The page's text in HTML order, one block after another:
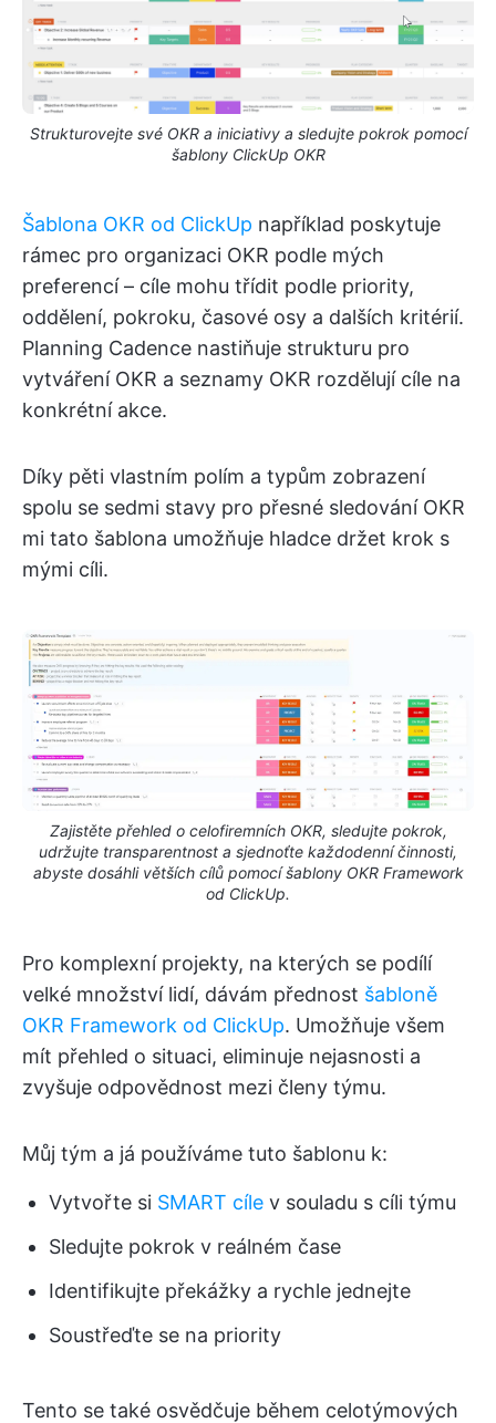
Strukturovejte své OKR a iniciativy a sledujte pokrok pomocí
šablony ClickUp OKR
Šablona OKR od ClickUp například poskytuje
rámec pro organizaci OKR podle mých
preferencí – cíle mohu třídit podle priority,
oddělení, pokroku, časové osy a dalších kritérií.
Planning Cadence nastiňuje strukturu pro
vytváření OKR a seznamy OKR rozdělují cíle na
konkrétní akce.
Díky pěti vlastním polím a typům zobrazení
spolu se sedmi stavy pro přesné sledování OKR
mi tato šablona umožňuje hladce držet krok s
mými cíli.
Zajistěte přehled o celofiremních OKR, sledujte pokrok,
udržujte transparentnost a sjednoťte každodenní činnosti,
abyste dosáhli větších cílů pomocí šablony OKR Framework
od ClickUp.
Pro komplexní projekty, na kterých se podílí
velké množství lidí, dávám přednost šabloně
OKR Framework od ClickUp. Umožňuje všem
mít přehled o situaci, eliminuje nejasnosti a
zvyšuje odpovědnost mezi členy týmu.
Můj tým a já používáme tuto šablonu k:
Vytvořte si SMART cíle v souladu s cíli týmu
Sledujte pokrok v reálném čase
Identifikujte překážky a rychle jednejte
Soustřeďte se na priority
Tento se také osvědčuje během celotýmových